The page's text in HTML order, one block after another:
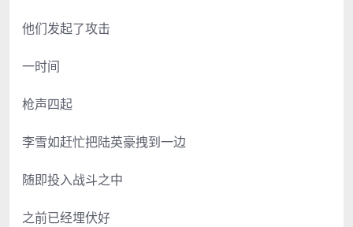
他们发起了攻击
一时间
枪声四起
李雪如赶忙把陆英豪拽到一边
随即投入战斗之中
之前已经埋伏好